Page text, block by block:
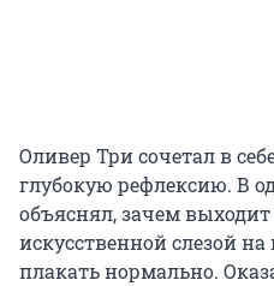
Оливер Три сочетал в
глубокую рефлексию. В
объяснял, зачем выходит
искусственной слезой
плакать нормально.